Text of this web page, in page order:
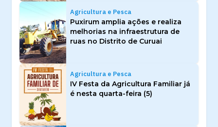
Agricultura e Pesca
Puxirum amplia ações e realiza
melhorias na infraestrutura de
ruas no Distrito de Curuai
Agricultura e Pesca
IV Festa da Agricultura Familiar já
é nesta quarta-feira (5)